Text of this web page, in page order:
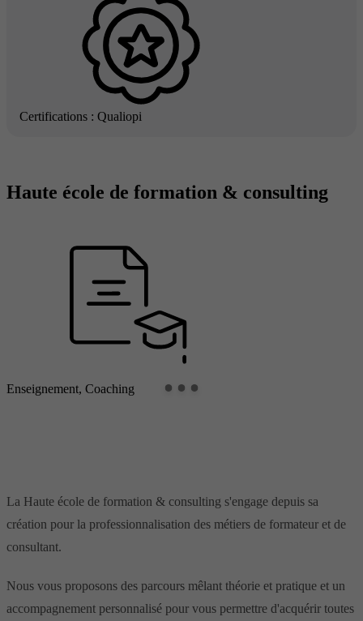
Certifications : Qualiopi
Haute école de formation & consulting
Enseignement, Coaching
La Haute école de formation & consulting s'engage depuis sa
création pour la professionnalisation des métiers de formateur et de
consultant.
Nous vous proposons des parcours mêlant théorie et pratique et un
accompagnement personnalisé pour vous permettre d'acquérir toutes